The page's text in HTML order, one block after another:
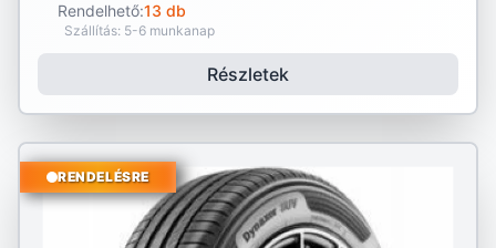
Rendelhető:13 db
Szállítás: 5-6 munkanap
Részletek
RENDELÉSRE